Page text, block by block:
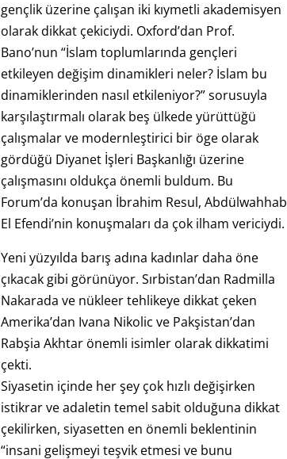
gençlik üzerine çalışan iki kıymetli akademisyen
olarak dikkat çekiciydi. Oxford’dan Prof.
Bano’nun “İslam toplumlarında gençleri
etkileyen değişim dinamikleri neler? İslam bu
dinamiklerinden nasıl etkileniyor?” sorusuyla
karşılaştırmalı olarak beş ülkede yürüttüğü
çalışmalar ve modernleştirici bir öge olarak
gördüğü Diyanet İşleri Başkanlığı üzerine
çalışmasını oldukça önemli buldum. Bu
Forum’da konuşan İbrahim Resul, Abdülwahhab
El Efendi’nin konuşmaları da çok ilham vericiydi.
Yeni yüzyılda barış adına kadınlar daha öne
çıkacak gibi görünüyor. Sırbistan’dan Radmilla
Nakarada ve nükleer tehlikeye dikkat çeken
Amerika’dan Ivana Nikolic ve Pakşistan’dan
Rabşia Akhtar önemli isimler olarak dikkatimi
çekti.
Siyasetin içinde her şey çok hızlı değişirken
istikrar ve adaletin temel sabit olduğuna dikkat
çekilirken, siyasetten en önemli beklentinin
“insani gelişmeyi teşvik etmesi ve bunu